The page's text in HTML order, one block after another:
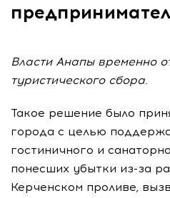
Власти Анапы временно
туристического сбора.
Такое решение было
города с целью
гостиничного и
понесших убытки из-за
Керченском проливе,